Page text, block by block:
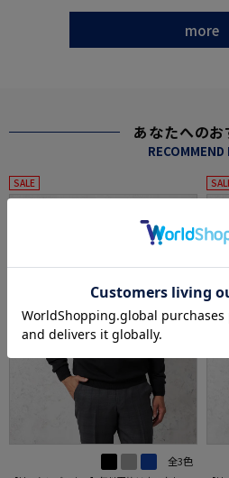
more
あなたへのお
RECOMMEND
SALE
全3色